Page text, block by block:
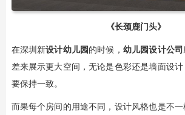
《长颈鹿门头》
在深圳新设计幼儿园的时候， 幼儿园设计公司
差来展示更大空间，无论是色彩还是墙面设
要保持一致。
而果每个房间的用途不同，设计风格也是不